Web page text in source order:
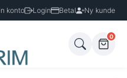
konto Login Betal Ny kunde
0